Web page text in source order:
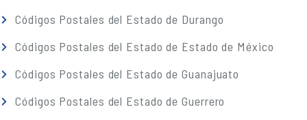
Códigos Postales del Estado de Durango
Códigos Postales del Estado de Estado de México
Códigos Postales del Estado de Guanajuato
Códigos Postales del Estado de Guerrero